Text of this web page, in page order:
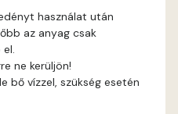
green E
yellow D
használat után
az anyag csak
ne kerüljön!
bő vízzel, szükség esetén